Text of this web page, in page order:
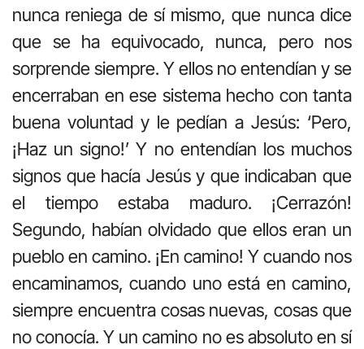
nunca reniega de sí mismo, que nunca dice
que se ha equivocado, nunca, pero nos
sorprende siempre. Y ellos no entendían y se
encerraban en ese sistema hecho con tanta
buena voluntad y le pedían a Jesús: ‘Pero,
¡Haz un signo!’ Y no entendían los muchos
signos que hacía Jesús y que indicaban que
el tiempo estaba maduro. ¡Cerrazón!
Segundo, habían olvidado que ellos eran un
pueblo en camino. ¡En camino! Y cuando nos
encaminamos, cuando uno está en camino,
siempre encuentra cosas nuevas, cosas que
no conocía. Y un camino no es absoluto en sí